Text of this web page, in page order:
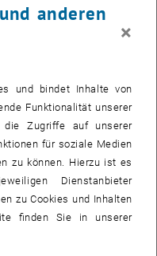
vor völlig neue
Genen in Tumorzellen
die Rechenleistung
vielfach ganze
sind die sogenannten
datengetrieben zu
zu einem der weltweit
Computing"
an der Technischen
anderen
×
und bindet Inhalte von
Funktionalität unserer
die Zugriffe auf unserer
für soziale Medien
zu können. Hierzu ist es
Dienstanbieter
zu Cookies und Inhalten
finden Sie in unserer